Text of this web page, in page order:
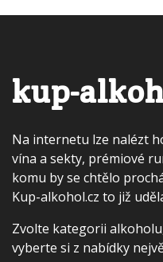
kup-
Na internetu lze nalézt
vína a sekty, prémiové
komu by se chtělo
Kup-alkohol.cz to již
Zvolte kategorii
vyberte si z nabídky